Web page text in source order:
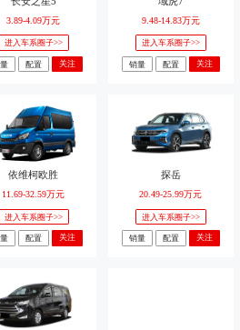
3.89-4.09万元
进入车系圈子>>
配置 关注
9.48-14.83万元
进入车系圈子>>
销量 配置 关注
依维柯欧胜
11.69-32.59万元
进入车系圈子>>
配置 关注
探岳
20.49-25.99万元
进入车系圈子>>
销量 配置 关注